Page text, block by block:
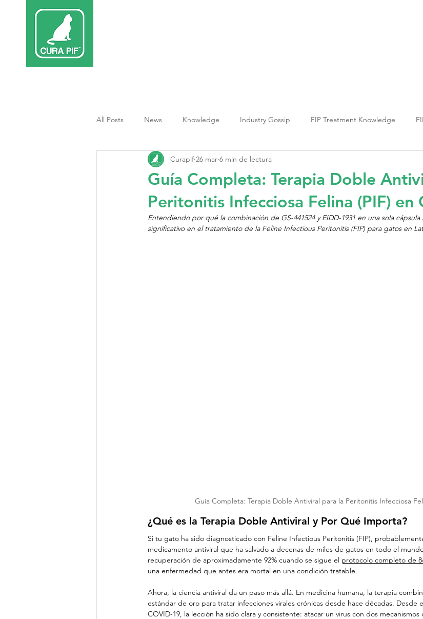
All Posts News Knowledge Industry Gossip FIP Treatment Knowledge
Tratamiento PIF
Guía Completa: Terapia Doble
Peritonitis Infecciosa Felina (PIF) en
Curapif 26 mar 6 min de lectura
Entendiendo por qué la combinación de GS-441524 y EIDD-1931 en una sola
significativo en el tratamiento de la Feline Infectious Peritonitis (FIP) para gatos en
Guía Completa: Terapia Doble Antiviral para la Peritonitis Infecciosa
¿Qué es la Terapia Doble Antiviral y Por Qué Importa?
Si tu gato ha sido diagnosticado con Feline Infectious Peritonitis (FIP),
medicamento antiviral que ha salvado a decenas de miles de gatos en todo el
recuperación de aproximadamente 92% cuando se sigue el protocolo completo de
una enfermedad que antes era mortal en una condición tratable.
Ahora, la ciencia antiviral da un paso más allá. En medicina humana, la terapia
estándar de oro para tratar infecciones virales crónicas desde hace décadas. Desde
COVID-19, la lección ha sido clara y consistente: atacar un virus con dos